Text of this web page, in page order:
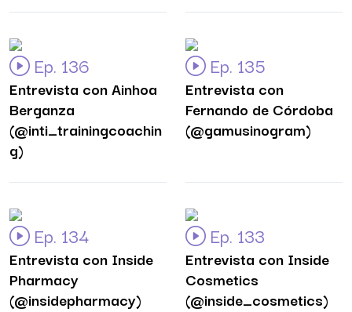
Ep. 136
Entrevista con Ainhoa
Berganza
(@inti_trainingcoachin
g)
Ep. 135
Entrevista con
Fernando de Córdoba
(@gamusinogram)
Ep. 134
Entrevista con Inside
Pharmacy
(@insidepharmacy)
Ep. 133
Entrevista con Inside
Cosmetics
(@inside_cosmetics)